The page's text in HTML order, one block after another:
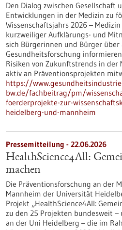
Den Dialog zwischen Gesellschaft
Entwicklungen in der Medizin zu
Wissenschaftsjahrs 2026 –
kurzweiliger Aufklärungs- und
sich Bürgerinnen und Bürger
Gesundheitsforschung
Risiken von Zukunftstrends in der
aktiv an Präventionsprojekten
https://
bw.de/fachbeitrag/pm/
foerderprojekte-zur-
heidelberg-und-mannheim
Pressemitteilung - 22.06.2026
HealthScience4All:
machen
Die Präventionsforschung an der
Mannheim der Universität
Projekt „HealthScience4All:
zu den 25 Projekten bundesweit
an der Uni Heidelberg – die im